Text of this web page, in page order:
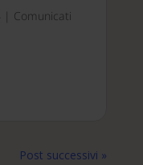
Comunicati
Post successivi »